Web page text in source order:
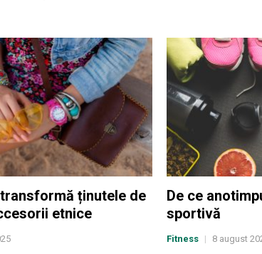
ținutele de
etnice
De ce
sportivă
Fitness 8 august